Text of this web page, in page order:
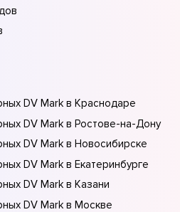
DV Mark в Краснодаре
DV Mark в Ростове-на-Донy
DV Mark в Новосибирске
DV Mark в Екатеринбурге
DV Mark в Казани
DV Mark в Москве